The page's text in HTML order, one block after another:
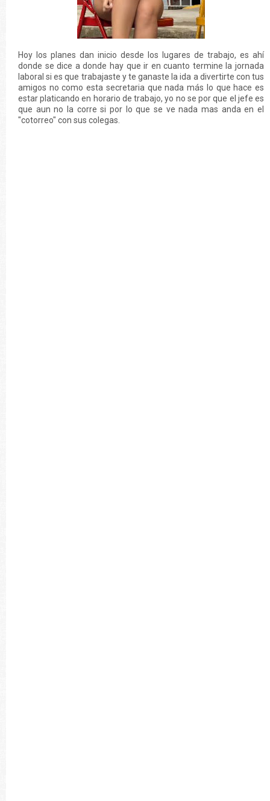
Hoy los planes dan inicio desde los lugares de trabajo, es ahí
donde se dice a donde hay que ir en cuanto termine la jornada
laboral si es que trabajaste y te ganaste la ida a divertirte con tus
amigos no como esta secretaria que nada más lo que hace es
estar platicando en horario de trabajo, yo no se por que el jefe es
que aun no la corre si por lo que se ve nada mas anda en el
"cotorreo" con sus colegas.